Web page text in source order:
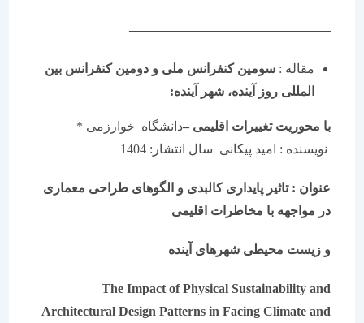
———————————————–
مقاله :سومین کنفرانس ملی و دومین کنفرانس بین
المللی روز آینده، شهر آینده:
با محوریت تغییرات اقلیمی–دانشگاه خوارزمی *
نویسنده : امید پیکانی سال انتشار: 1404
عنوان : تاثیر پایداری کالبدی و الگوهای طراحی معماری
در مواجهه با مخاطرات اقلیمی
و زیست محیطی شهرهای آینده
The Impact of Physical Sustainability and
Architectural Design Patterns in Facing Climate and